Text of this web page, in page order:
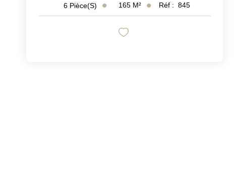
6 Pièce(s) 165 M² Réf : 845